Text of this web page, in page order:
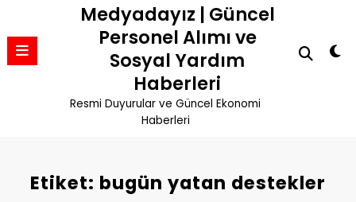
Medyadayız | Güncel
Personel Alımı ve
Sosyal Yardım
Haberleri
Resmi Duyurular ve Güncel Ekonomi
Haberleri
Etiket: bugün yatan destekler